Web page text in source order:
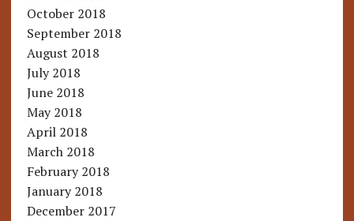
October 2018
September 2018
August 2018
July 2018
June 2018
May 2018
April 2018
March 2018
February 2018
January 2018
December 2017